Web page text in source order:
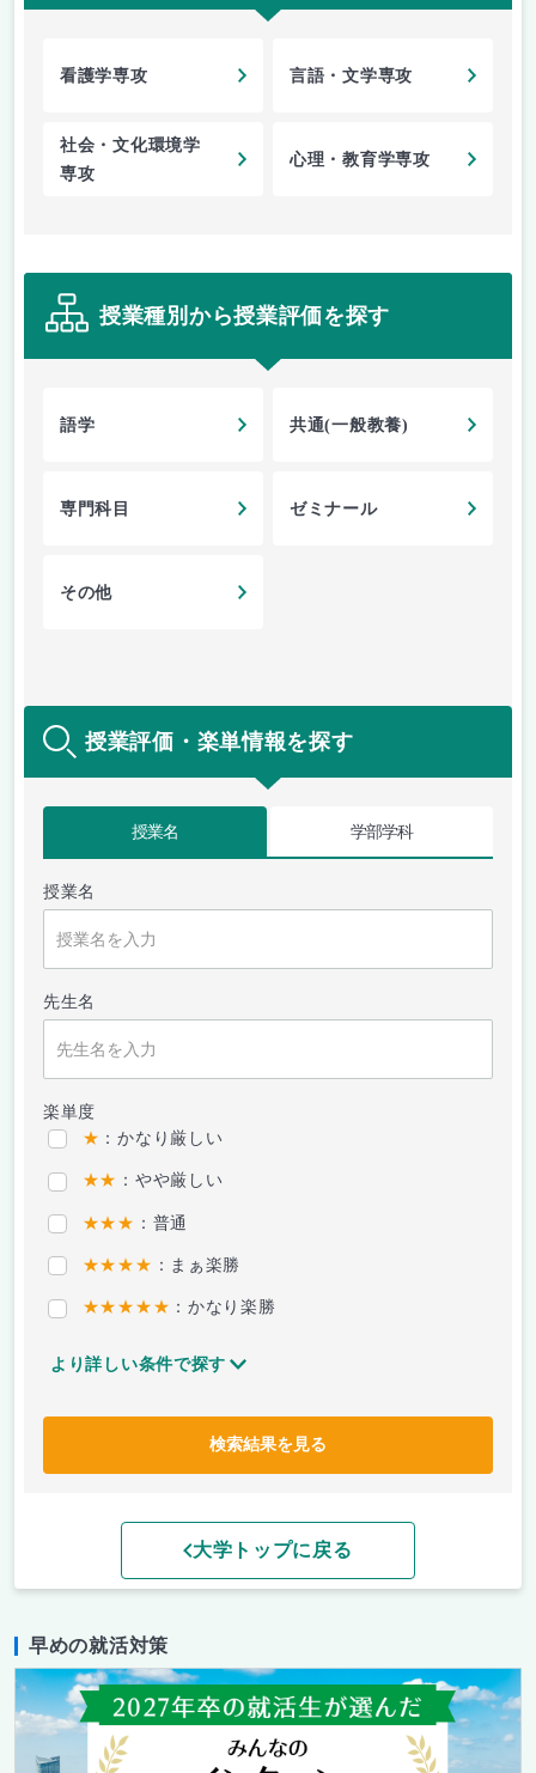
看護学専攻 言語・文学専攻
社会・文化環境学
専攻
心理・教育学専攻
授業種別から授業評価を探す
語学 共通(一般教養)
専門科目 ゼミナール
その他
授業評価・楽単情報を探す
授業名 学部学科
授業名
先生名
楽単度
★ ：かなり厳しい
★★ ：やや厳しい
★★★ ：普通
★★★★ ：まぁ楽勝
★★★★★ ：かなり楽勝
より詳しい条件で探す
検索結果を見る
大学トップに戻る
早めの就活対策